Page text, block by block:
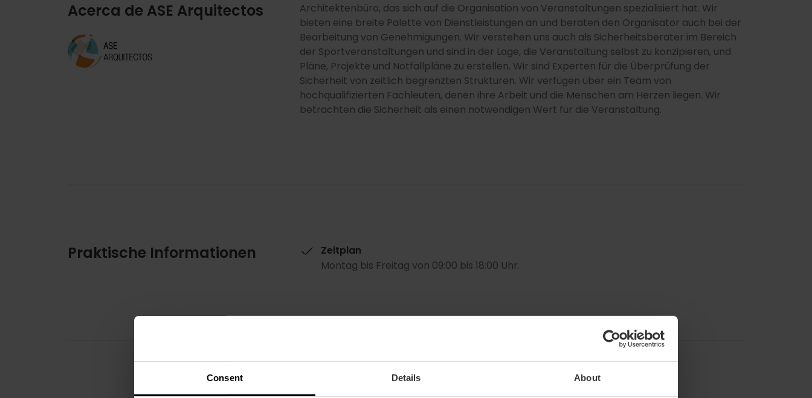
Consent Details About
Acerca de ASE Arquitectos
Imagen
Architektenbüro, das sich auf die Organisation von Veranstaltungen spezialisiert hat. Wir
bieten eine breite Palette von Dienstleistungen an und beraten den Organisator auch bei der
Bearbeitung von Genehmigungen. Wir verstehen uns auch als Sicherheitsberater im Bereich
der Sportveranstaltungen und sind in der Lage, die Veranstaltung selbst zu konzipieren, und
Pläne, Projekte und Notfallpläne zu erstellen. Wir sind Experten für die Überprüfung der
Sicherheit von zeitlich begrenzten Strukturen. Wir verfügen über ein Team von
hochqualifizierten Fachleuten, denen ihre Arbeit und die Menschen am Herzen liegen. Wir
betrachten die Sicherheit als einen notwendigen Wert für die Veranstaltung.
Praktische Informationen
Zeitplan
Montag bis Freitag von 09:00 bis 18:00 Uhr.